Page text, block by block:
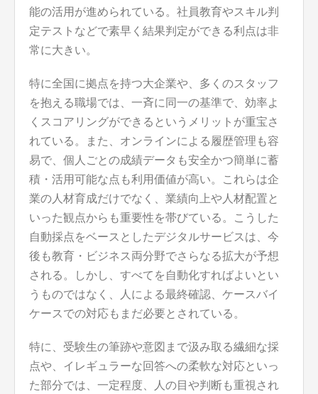
能の活用が進められている。社員教育やスキル判
定テストなどで素早く結果判定ができる利点は非
常に大きい。
特に全国に拠点を持つ大企業や、多くのスタッフ
を抱える職場では、一斉に同一の基準で、効率よ
くスコアリングができるというメリットが重宝さ
れている。また、オンラインによる履歴管理も容
易で、個人ごとの成績データも安全かつ簡単に蓄
積・活用可能な点も利用価値が高い。これらは企
業の人材育成だけでなく、業績向上や人材配置と
いった観点からも重要性を帯びている。こうした
自動採点をベースとしたデジタルサービスは、今
後も教育・ビジネス両分野でさらなる拡大が予想
される。しかし、すべてを自動化すればよいとい
うものではなく、人による最終確認、ケースバイ
ケースでの対応もまだ必要とされている。
特に、受験生の筆跡や意図まで汲み取る繊細な採
点や、イレギュラーな回答への柔軟な対応といっ
た部分では、一定程度、人の目や判断も重視され